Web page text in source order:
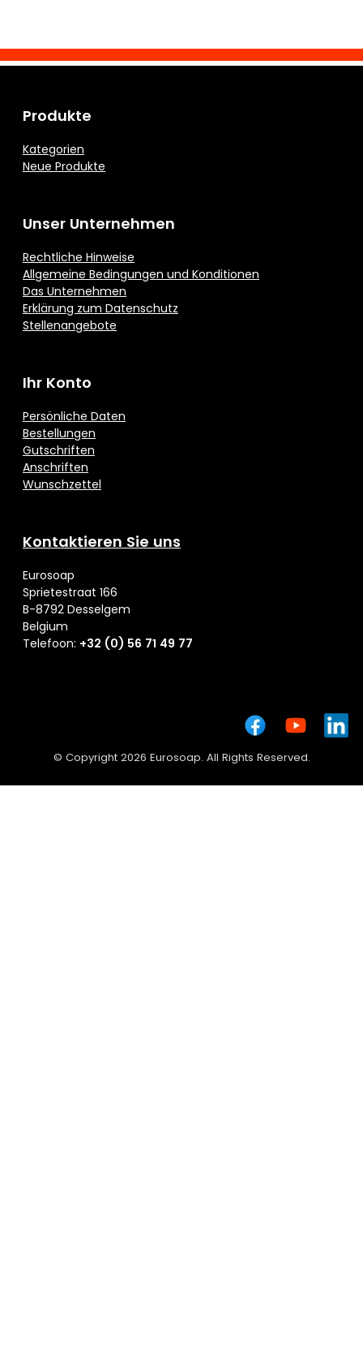
Produkte
Kategorien
Neue Produkte
Unser Unternehmen
Rechtliche Hinweise
Allgemeine Bedingungen und Konditionen
Das Unternehmen
Erklärung zum Datenschutz
Stellenangebote
Ihr Konto
Persönliche Daten
Bestellungen
Gutschriften
Anschriften
Wunschzettel
Kontaktieren Sie uns
Eurosoap
Sprietestraat 166
B-8792 Desselgem
Belgium
Telefoon: +32 (0) 56 71 49 77
© Copyright 2026 Eurosoap. All Rights Reserved.